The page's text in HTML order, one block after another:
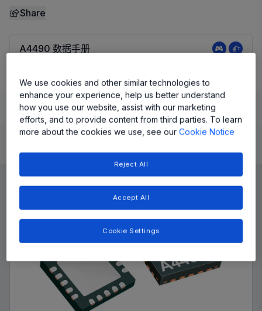
Share
A4490 数据手册
LearnEvaluate and DesignDocumentation and Resources
Product Details
We use cookies and other similar technologies to
enhance your experience, help us better understand
how you use our website, assist with our marketing
efforts, and to provide content from third parties. To learn
more about the cookies we use, see ourCookie Notice
Reject All
Accept All
Cookie Settings